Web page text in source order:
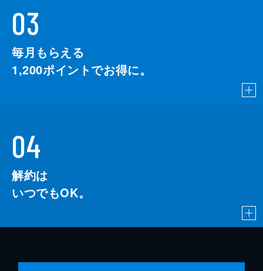
03
毎月もらえる
1,200ポイントでお得に。
04
解約は
いつでもOK。